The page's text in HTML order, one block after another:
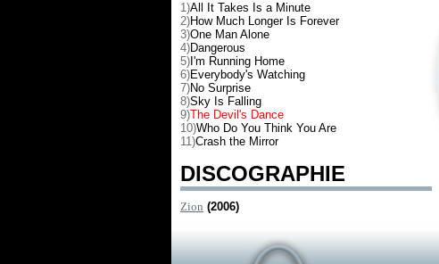
1)All It Takes Is a Minute
2)How Much Longer Is Forever
3)One Man Alone
4)Dangerous
5) I'm Running Home
6)Everybody's Watching
7)No Surprise
8)Sky Is Falling
9)The Devil's Dance
10)Who Do You Think You Are
11)Crash the Mirror
DISCOGRAPHIE
Zion (2006)